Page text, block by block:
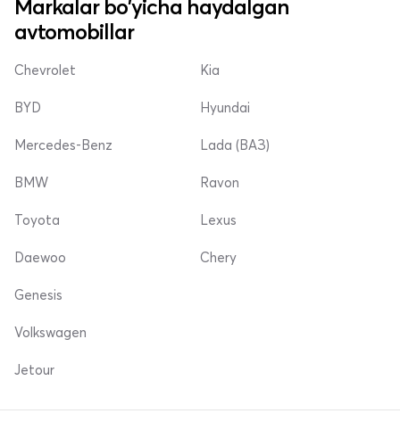
Markalar bo'yicha haydalgan
avtomobillar
Chevrolet
BYD
Mercedes-Benz
Kia
Hyundai
Lada (ВАЗ)
BMW
Toyota
Daewoo
Ravon
Lexus
Chery
Genesis
Volkswagen
Jetour